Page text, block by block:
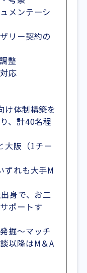
メンテーシ
リー契約の
整
応
け体制構築を
、計40名程
大阪（1チー
ずれも大手M
身で、お二
ポートす
掘～マッチ
以降はM＆A